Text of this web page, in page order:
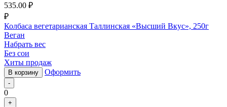
535.00 ₽
₽
Колбаса вегетарианская Таллинская «Высший Вкус», 250г
Веган
Набрать вес
Без сои
Хиты продаж
В корзину Оформить
-
0
+